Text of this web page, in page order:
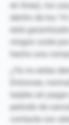
en línea), los
dentro de los
está
ningún coste
hecho una
¿Ya no estás
Entonces,
tarjeta sin
periodo de
contacte con